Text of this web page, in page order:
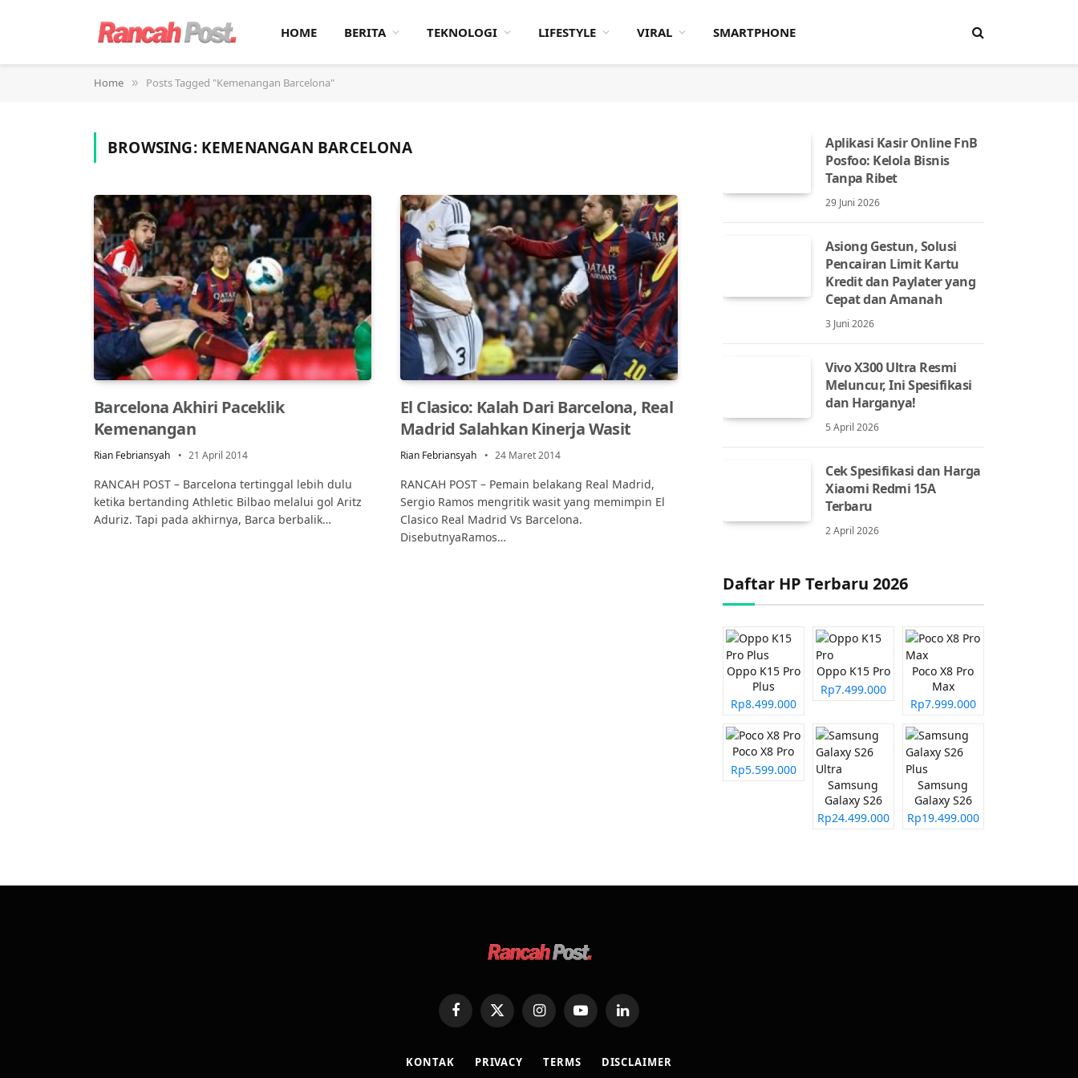
HOME BERITA TEKNOLOGI LIFESTYLE VIRAL SMARTPHONE
Home » Posts Tagged "Kemenangan Barcelona"
BROWSING: KEMENANGAN BARCELONA
Barcelona Akhiri Paceklik
Kemenangan
Rian Febriansyah 21 April 2014
RANCAH POST – Barcelona tertinggal lebih dulu
ketika bertanding Athletic Bilbao melalui gol Aritz
Aduriz. Tapi pada akhirnya, Barca berbalik…
El Clasico: Kalah Dari Barcelona, Real
Madrid Salahkan Kinerja Wasit
Rian Febriansyah 24 Maret 2014
RANCAH POST – Pemain belakang Real Madrid,
Sergio Ramos mengritik wasit yang memimpin El
Clasico Real Madrid Vs Barcelona.
DisebutnyaRamos…
Aplikasi Kasir Online FnB
Posfoo: Kelola Bisnis
Tanpa Ribet
29 Juni 2026
Asiong Gestun, Solusi
Pencairan Limit Kartu
Kredit dan Paylater yang
Cepat dan Amanah
3 Juni 2026
Vivo X300 Ultra Resmi
Meluncur, Ini Spesifikasi
dan Harganya!
5 April 2026
Cek Spesifikasi dan Harga
Xiaomi Redmi 15A
Terbaru
2 April 2026
Daftar HP Terbaru 2026
Oppo K15 Pro
Plus
Rp8.499.000
Oppo K15 Pro
Rp7.499.000
Poco X8 Pro
Max
Rp7.999.000
Poco X8 Pro
Rp5.599.000
Samsung
Galaxy S26
Ultra
Rp24.499.000
Samsung
Galaxy S26
Plus
Rp19.499.000
FacebookX
(Twitter)
InstagramYouTubeLinkedIn
KONTAK PRIVACY TERMS DISCLAIMER